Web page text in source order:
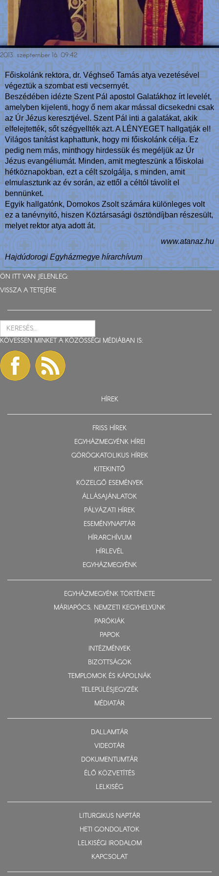
2013. szeptember 16. 09:42
Főiskolánk rektora, dr. Véghseő Tamás atya vezetésével
végeztük a szombat esti vecsernyét.
Beszédében idézte Szent Pál apostol Galatákhoz írt levelét,
amelyben kijelenti, hogy ő nem akar mással dicsekedni csak
az Úr Jézus keresztjével. Szent Pál inti a galatákat, akik
elfelejtették, sőt szégyellték azt. A LÉNYEGET hallgatják el!
Világos tanítást kaphattunk, hogy mi főiskolánk célja. Ez
pedig nem más, minthogy hirdessük és megéljük az Úr
Jézus evangéliumát. Minden, amit megteszünk a főiskolai
hétköznapokban, ezt a célt szolgálja, s minden, amit
elmulasztunk az év során, az ettől a céltól távolít el
bennünket.
Egyik hallgatónk, Domokos Zsolt számára különleges volt
ez a tanévnyitó, hiszen Köztársasági ösztöndíjban részesült,
melyet rektor atya adott át.
www.atanaz.hu
Hajdúdorogi Egyházmegye hírarchívum
ÖN ITT VAN JELENLEG:
VISSZA A TETEJÉRE
KÖVESSEN MINKET A KÖZÖSSÉGI MÉDIÁBAN IS:
HÍREK
FRISS HÍREK
EGYHÁZMEGYÉNK HÍREI
GÖRÖGKATOLIKUS HÍREK
KITEKINTŐ
KÖZELGŐ ESEMÉNYEK
ÁLLÁSAJÁNLATOK
PÁLYÁZATI HÍREK
ESEMÉNYNAPTÁR
HÍRARCHÍVUM
HÍRLEVÉL
EGYHÁZMEGYÉNK
EGYHÁZMEGYÉNK TÖRTÉNETE
MÁRIAPÓCS, NEMZETI KEGYHELYÜNK
PARÓKIÁK
PAPOK
INTÉZMÉNYEK
BIZOTTSÁGOK
TEMPLOMOK ÉS KÁPOLNÁK
TELEPÜLÉSJEGYZÉK
MÉDIATÁR
DALLAMTÁR
VIDEOTÁR
DOKUMENTUMTÁR
ÉLŐ KÖZVETÍTÉS
LELKISÉG
LITURGIKUS NAPTÁR
HETI GONDOLATOK
LELKISÉGI IRODALOM
KAPCSOLAT